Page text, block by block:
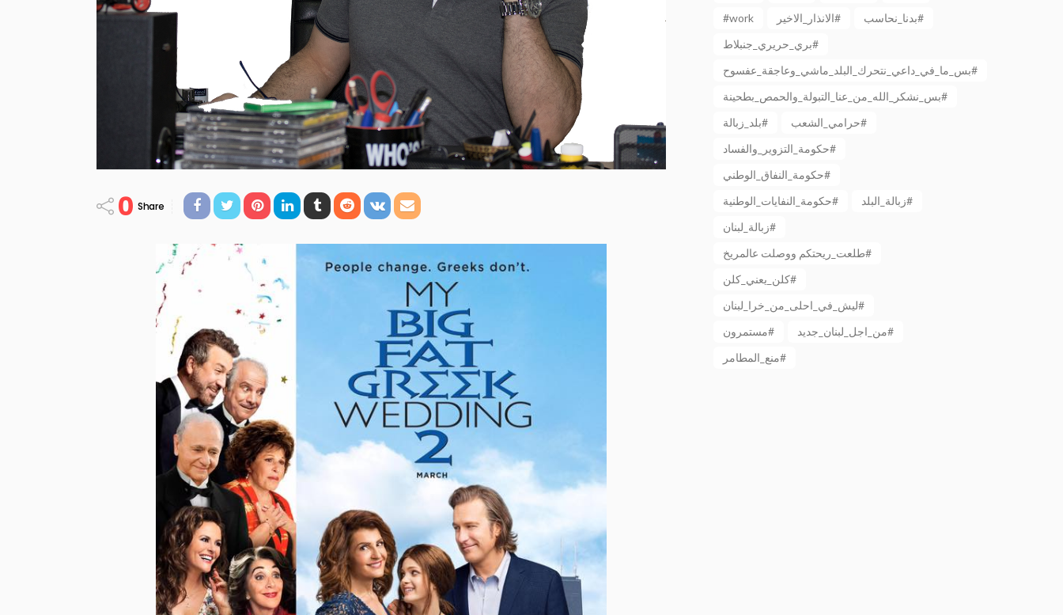
0 Share
#work الانذار_الاخير#
بدنا_نحاسب#
بري_حريري_جنبلاط#
بس_ما_في_داعي_نتحرك_البلد_ماشي_وعاجقة_عفسوح#
بس_نشكر_الله_من_عنا_التبولة_والحمص_بطحينة#
بلد_زبالة#
حرامي_الشعب#
حكومة_التزوير_والفساد#
حكومة_النفاق_الوطني#
حكومة_النفايات_الوطنية#
زبالة_البلد#
زبالة_لبنان#
طلعت_ريحتكم ووصلت عالمريخ#
كلن_يعني_كلن#
ليش_في_احلى_من_خرا_لبنان#
مستمرون#
من_اجل_لبنان_جديد#
منع_المطامر#